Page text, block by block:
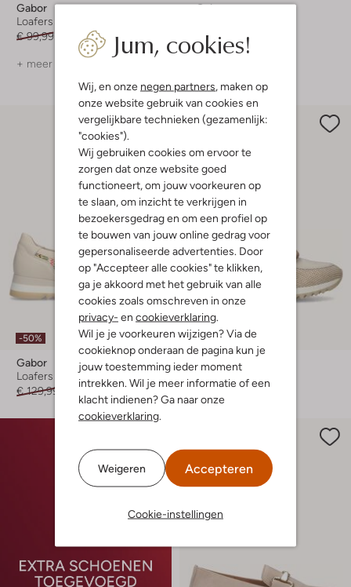
Jum, cookies!
Wij, en onze negen partners, maken op
onze website gebruik van cookies en
vergelijkbare technieken (gezamenlijk:
"cookies").
Wij gebruiken cookies om ervoor te
zorgen dat onze website goed
functioneert, om jouw voorkeuren op
te slaan, om inzicht te verkrijgen in
bezoekersgedrag en om een profiel op
te bouwen van jouw online gedrag voor
gepersonaliseerde advertenties. Door
op "Accepteer alle cookies" te klikken,
ga je akkoord met het gebruik van alle
cookies zoals omschreven in onze
privacy- en cookieverklaring.
Wil je je voorkeuren wijzigen? Via de
cookieknop onderaan de pagina kun je
jouw toestemming ieder moment
intrekken. Wil je meer informatie of een
klacht indienen? Ga naar onze
cookieverklaring.
Weigeren Accepteren
Cookie-instellingen
Gabor
Loafers
€ 99,99
€ 79,99
+ meer kleuren
Gabor
€ 139,99
€ 97,99
-50%
Gabor
Loafers
€ 129,99
€ 64,99
-30%
Gabor
Loafers
€ 129,99 € 90,99